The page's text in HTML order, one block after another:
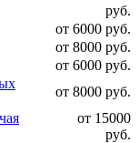
руб.
от 6000 руб.
от 8000 руб.
от 6000 руб.
от 8000 руб.
от 15000
руб.